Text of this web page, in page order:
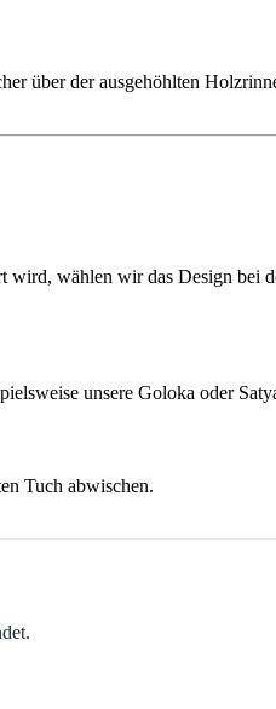
über der ausgehöhlten
wählen wir das Design bei
unsere Goloka oder
Tuch abwischen.